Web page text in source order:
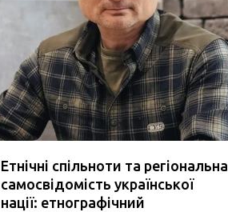
Етнічні спільноти та регіональна
самосвідомість української
нації: етнографічний